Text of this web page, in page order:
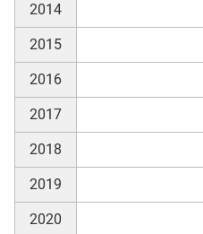
2014
2015
2016
2017
2018
2019
2020